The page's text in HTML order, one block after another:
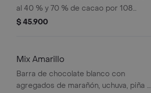
al 40 % y 70 % de cacao por 108
gramos
$ 45.900
Mix Amarillo
Barra de chocolate blanco con
agregados de marañón, uchuva, piña y